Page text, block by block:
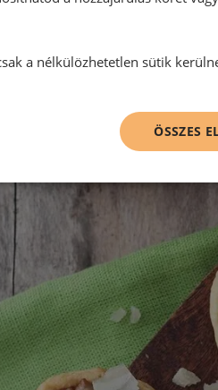
a nélkülözhetetlen sütik
ÖSSZES